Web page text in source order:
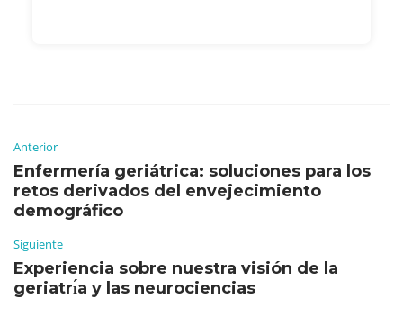
Anterior
Enfermería geriátrica: soluciones para los
retos derivados del envejecimiento
demográfico
Siguiente
Experiencia sobre nuestra visión de la
geriatrı́a y las neurociencias